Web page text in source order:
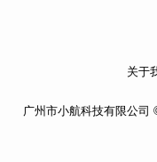
关于
广州市小航科技有限公